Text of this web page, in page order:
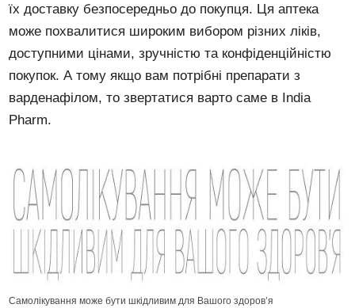
їх доставку безпосередньо до покупця. Ця аптека
може похвалитися широким вибором різних ліків,
доступними цінами, зручністю та конфіденційністю
покупок. А тому якщо вам потрібні препарати з
варденафілом, то звертатися варто саме в India
Pharm.
Самолікування може бути шкідливим для Вашого здоров’я